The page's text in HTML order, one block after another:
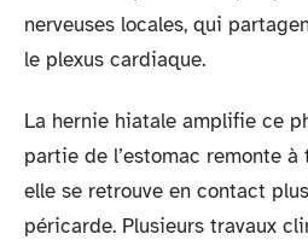
nerveuses locales, qui
le plexus cardiaque.
La hernie hiatale amplifie ce
partie de l’estomac remonte
elle se retrouve en contact
péricarde. Plusieurs travaux